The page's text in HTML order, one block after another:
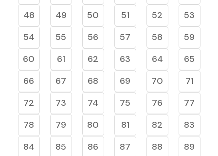
48
49 50 51 52
53
54
55 56 57 58
59
60
61 62 63 64
65
66
67 68 69 70
71
72
73 74 75 76
77
78
79 80 81 82
83
84
85 86 87 88
89